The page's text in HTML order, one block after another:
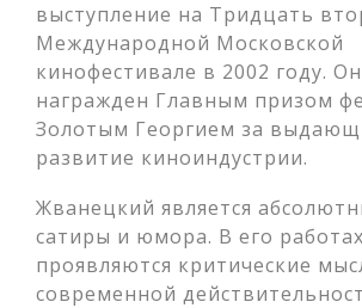
выступление на Тридцать
Международной Московской
кинофестивале в 2002 году.
награжден Главным призом
Золотым Георгием за
развитие киноиндустрии.
Жванецкий является
сатиры и юмора. В его
проявляются критические
современной